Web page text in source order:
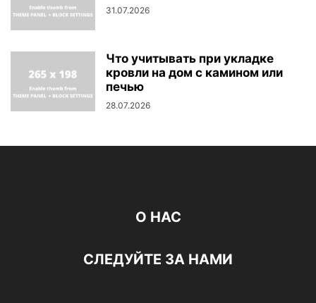
31.07.2026
Что учитывать при укладке
кровли на дом с камином или
печью
28.07.2026
О НАС
СЛЕДУЙТЕ ЗА НАМИ